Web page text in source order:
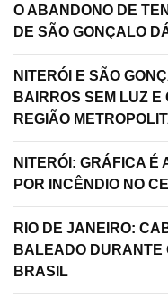
O ABANDONO DE
DE SÃO GONÇALO
NITERÓI E SÃO
BAIRROS SEM LUZ
REGIÃO
NITERÓI: GRÁFICA É
POR INCÊNDIO NO
RIO DE JANEIRO:
BALEADO DURANTE
BRASIL